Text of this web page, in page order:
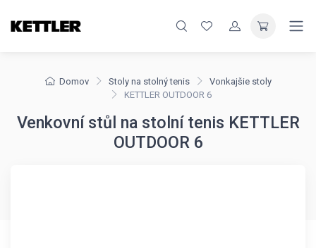
Domov Stoly na stolný tenis
Vonkajšie stoly
KETTLER OUTDOOR 6
Venkovní stůl na stolní tenis KETTLER
OUTDOOR 6